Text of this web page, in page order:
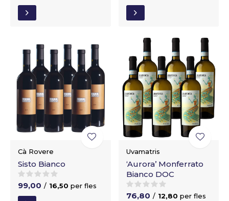
Cà Rovere
Sisto Bianco
99,00 / 16,50 per fles
Uvamatris
‘Aurora’ Monferrato
Bianco DOC
76,80 / 12,80 per fles